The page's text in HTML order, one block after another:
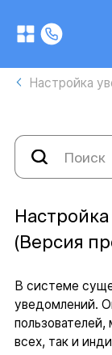
Настройка
(Версия
В системе
уведомлений.
всех, так и